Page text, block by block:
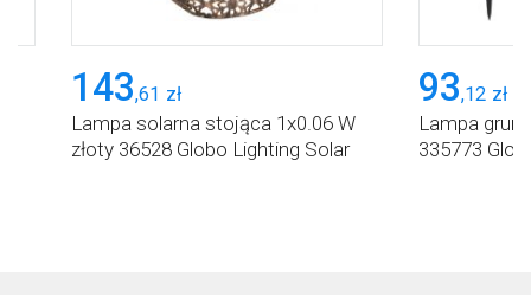
143,61 zł
Lampa solarna stojąca 1x0.06 W
złoty 36528 Globo Lighting Solar
93,12 zł
Lampa
335773